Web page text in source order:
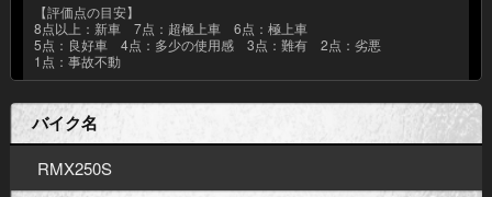
【評価点の目安】
8点以上：新車 7点：超極上車 6点：極上車
5点：良好車 4点：多少の使用感 3点：難有 2点：劣悪
1点：事故不動
バイク名
RMX250S